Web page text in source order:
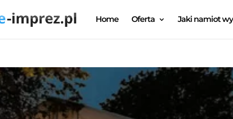
Home Oferta Jaki namiot